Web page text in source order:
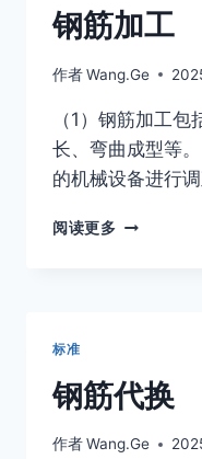
钢筋加工
作者Wang.Ge
（1）钢筋加工
长、弯曲成型等
的机械设备进行
阅读更多
标准
钢筋代换
作者Wang.Ge